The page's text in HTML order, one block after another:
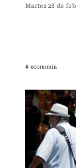
Martes 28 de
# economía